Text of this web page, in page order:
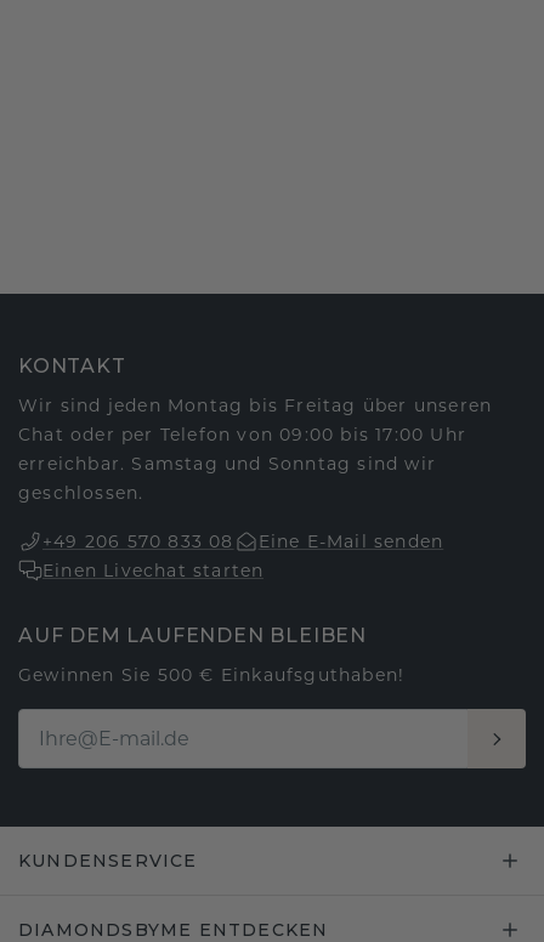
KONTAKT
Wir sind jeden Montag bis Freitag über unseren
Chat oder per Telefon von 09:00 bis 17:00 Uhr
erreichbar. Samstag und Sonntag sind wir
geschlossen.
+49 206 570 833 08
Eine E-Mail senden
Einen Livechat starten
AUF DEM LAUFENDEN BLEIBEN
Gewinnen Sie 500 € Einkaufsguthaben!
KUNDENSERVICE
DIAMONDSBYME ENTDECKEN